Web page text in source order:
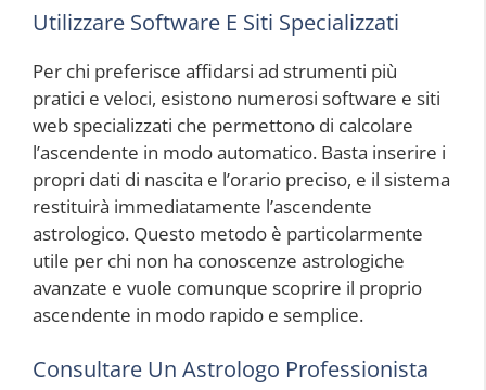
Utilizzare Software E Siti Specializzati
Per chi preferisce affidarsi ad strumenti più
pratici e veloci, esistono numerosi software e siti
web specializzati che permettono di calcolare
l’ascendente in modo automatico. Basta inserire i
propri dati di nascita e l’orario preciso, e il sistema
restituirà immediatamente l’ascendente
astrologico. Questo metodo è particolarmente
utile per chi non ha conoscenze astrologiche
avanzate e vuole comunque scoprire il proprio
ascendente in modo rapido e semplice.
Consultare Un Astrologo Professionista